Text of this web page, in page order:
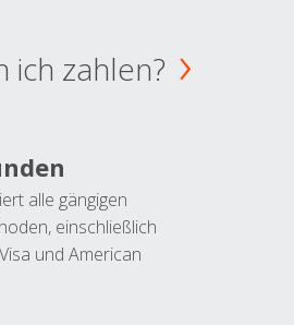
ich zahlen?
alle gängigen
einschließlich
und American